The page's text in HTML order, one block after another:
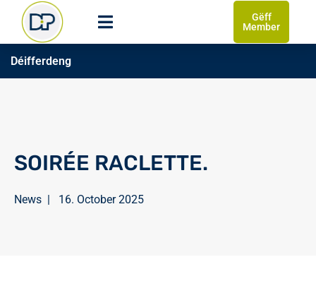
Gëff
Member
Déifferdeng
SOIRÉE RACLETTE.
News | 16. October 2025